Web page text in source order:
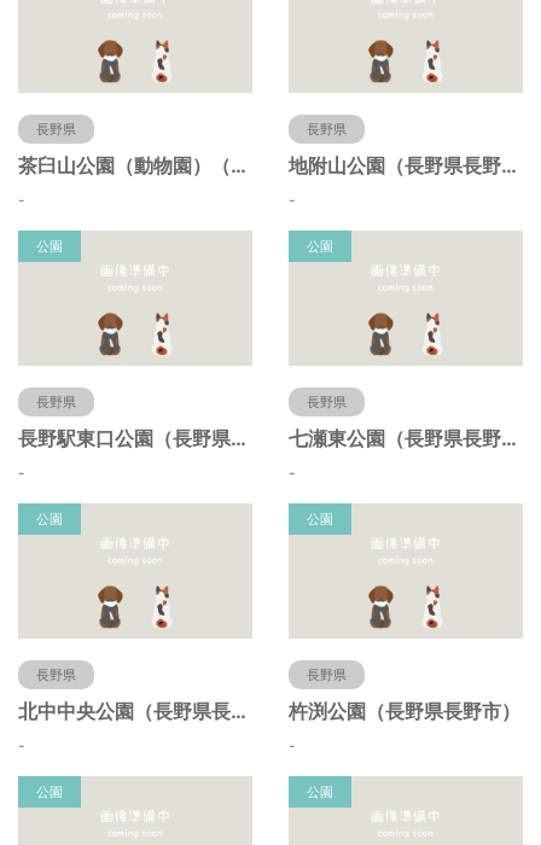
長野県
茶臼山公園（動物園）（長野県長野市）
-
長野県
地附山公園（長野県長野市）
-
公園
長野県
長野駅東口公園（長野県長野市）
-
公園
長野県
七瀬東公園（長野県長野市）
-
公園
長野県
北中中央公園（長野県長野市）
-
公園
長野県
杵渕公園（長野県長野市）
-
公園 公園